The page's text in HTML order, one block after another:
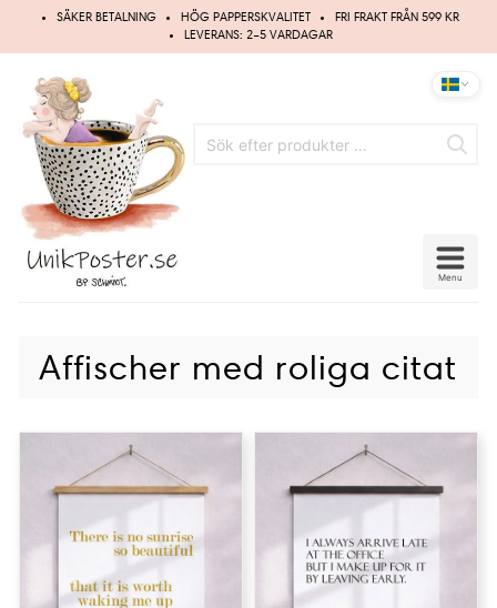
Hoppa
SÄKER BETALNING HÖG PAPPERSKVALITET
FRI FRAKT FRÅN 599 KR
LEVERANS: 2–5 VARDAGAR
Menu
Affischer med roliga citat